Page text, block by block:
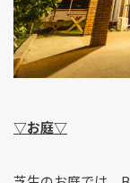
▽お庭▽